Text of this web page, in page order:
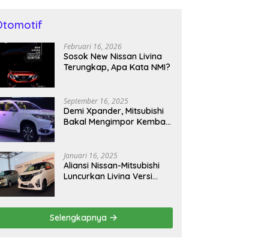
Februari 16, 2026
Sosok New Nissan Livina
Terungkap, Apa Kata NMI?
September 16, 2025
Demi Xpander, Mitsubishi
Bakal Mengimpor Kembali
Januari 16, 2025
Aliansi Nissan-Mitsubishi
Luncurkan Livina Versi
Selengkapnya